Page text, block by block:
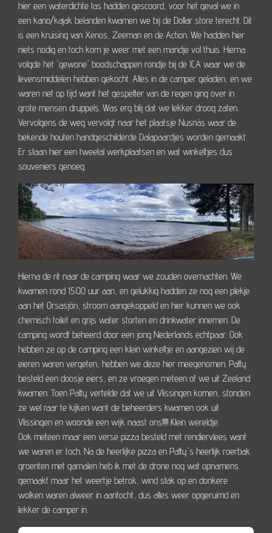
hier een waterdichte tas hadden gescoord, voor het geval we in
een kano/kajak belanden kwamen we bij de Dollar store terecht. Dit
is een kruising van Xenos, Zeeman en de Action. We hadden hier
niets nodig en toch kom je weer met een mandje vol thuis. Hierna
volgde het 'gewone' boodschappen rondje bij de ICA waar we de
levensmiddelen hebben gekocht. Alles in de camper geladen, en we
waren net op tijd want het gespetter van de regen ging over in
grote mensen druppels. Was erg blij dat we lekker droog zaten.
Vervolgens de weg vervolgt naar het plaatsje Nusnäs waar de
bekende houten handgeschilderde Dalapaardjes worden gemaakt.
Er staan hier een tweetal werkplaatsen en wat winkeltjes dus
souveniers genoeg.
Hierna de rit naar de camping waar we zouden overnachten. We
kwamen rond 15:00 uur aan, en gelukkig hadden ze nog een plekje
aan het Orsasjön, stroom aangekoppeld en hier kunnen we ook
chemisch toilet en grijs water storten en drinkwater innemen. De
camping wordt beheerd door een jong Nederlands echtpaar. Ook
hebben ze op de camping een klein winkeltje en aangezien wij de
eieren waren vergeten, hebben we deze hier meegenomen. Patty
besteld een doosje eiers, en ze vroegen meteen of we uit Zeeland
kwamen. Toen Patty vertelde dat we uit Vlissingen komen, stonden
ze wel raar te kijken want de beheerders kwamen ook uit
Vlissingen en woonde een wijk naast ons!!!!! Klein wereldje.
Ook meteen maar een verse pizza besteld met rendiervlees want
we waren er toch. Na de heerlijke pizza en Patty's heerlijk roerbak
groenten met garnalen heb ik met de drone nog wat opnamens
gemaakt maar het weertje betrok, wind stak op en donkere
wolken waren alweer in aantocht, dus alles weer opgeruimd en
lekker de camper in.